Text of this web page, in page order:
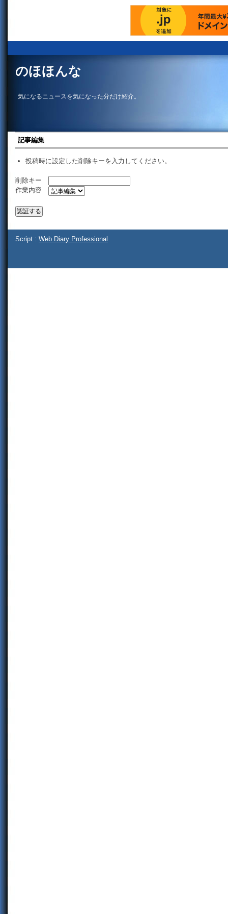
のほほんな
気になるニュースを気になった分だけ紹介。
記事編集
投稿時に設定した削除キーを入力してください。
削除キー
作業内容
Script : Web Diary Professional